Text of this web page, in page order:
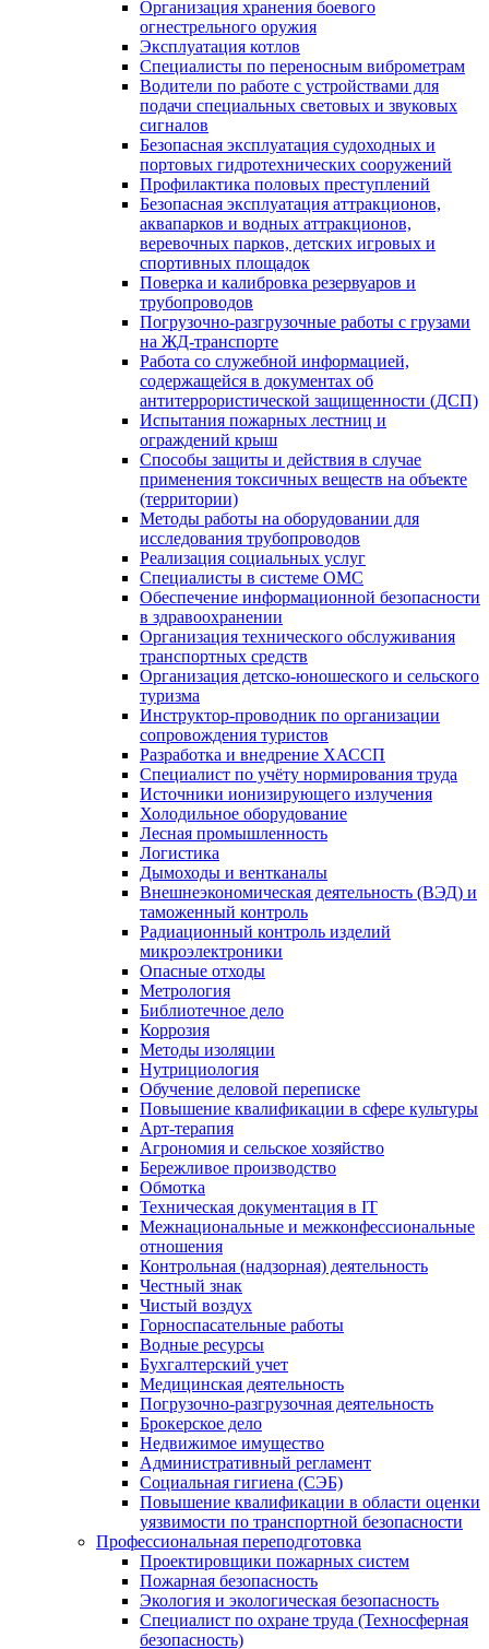
Организация хранения боевого
огнестрельного оружия
Эксплуатация котлов
Специалисты по переносным виброметрам
Водители по работе с устройствами для
подачи специальных световых и звуковых
сигналов
Безопасная эксплуатация судоходных и
портовых гидротехнических сооружений
Профилактика половых преступлений
Безопасная эксплуатация аттракционов,
аквапарков и водных аттракционов,
веревочных парков, детских игровых и
спортивных площадок
Поверка и калибровка резервуаров и
трубопроводов
Погрузочно-разгрузочные работы с грузами
на ЖД-транспорте
Работа со служебной информацией,
содержащейся в документах об
антитеррористической защищенности (ДСП)
Испытания пожарных лестниц и
ограждений крыш
Способы защиты и действия в случае
применения токсичных веществ на объекте
(территории)
Методы работы на оборудовании для
исследования трубопроводов
Реализация социальных услуг
Специалисты в системе ОМС
Обеспечение информационной безопасности
в здравоохранении
Организация технического обслуживания
транспортных средств
Организация детско-юношеского и сельского
туризма
Инструктор-проводник по организации
сопровождения туристов
Разработка и внедрение ХАССП
Специалист по учёту нормирования труда
Источники ионизирующего излучения
Холодильное оборудование
Лесная промышленность
Логистика
Дымоходы и вентканалы
Внешнеэкономическая деятельность (ВЭД) и
таможенный контроль
Радиационный контроль изделий
микроэлектроники
Опасные отходы
Метрология
Библиотечное дело
Коррозия
Методы изоляции
Нутрициология
Обучение деловой переписке
Повышение квалификации в сфере культуры
Арт-терапия
Агрономия и сельское хозяйство
Бережливое производство
Обмотка
Техническая документация в IT
Межнациональные и межконфессиональные
отношения
Контрольная (надзорная) деятельность
Честный знак
Чистый воздух
Горноспасательные работы
Водные ресурсы
Бухгалтерский учет
Медицинская деятельность
Погрузочно-разгрузочная деятельность
Брокерское дело
Недвижимое имущество
Административный регламент
Социальная гигиена (СЭБ)
Повышение квалификации в области оценки
уязвимости по транспортной безопасности
Профессиональная переподготовка
Проектировщики пожарных систем
Пожарная безопасность
Экология и экологическая безопасность
Специалист по охране труда (Техносферная
безопасность)